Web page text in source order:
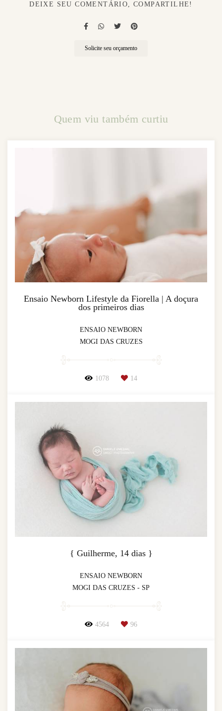
DEIXE SEU COMENTÁRIO, COMPARTILHE!
Solicite seu orçamento
Quem viu também curtiu
Ensaio Newborn Lifestyle da Fiorella | A doçura
dos primeiros dias
ENSAIO NEWBORN
MOGI DAS CRUZES
1078 14
{ Guilherme, 14 dias }
ENSAIO NEWBORN
MOGI DAS CRUZES - SP
4564 96